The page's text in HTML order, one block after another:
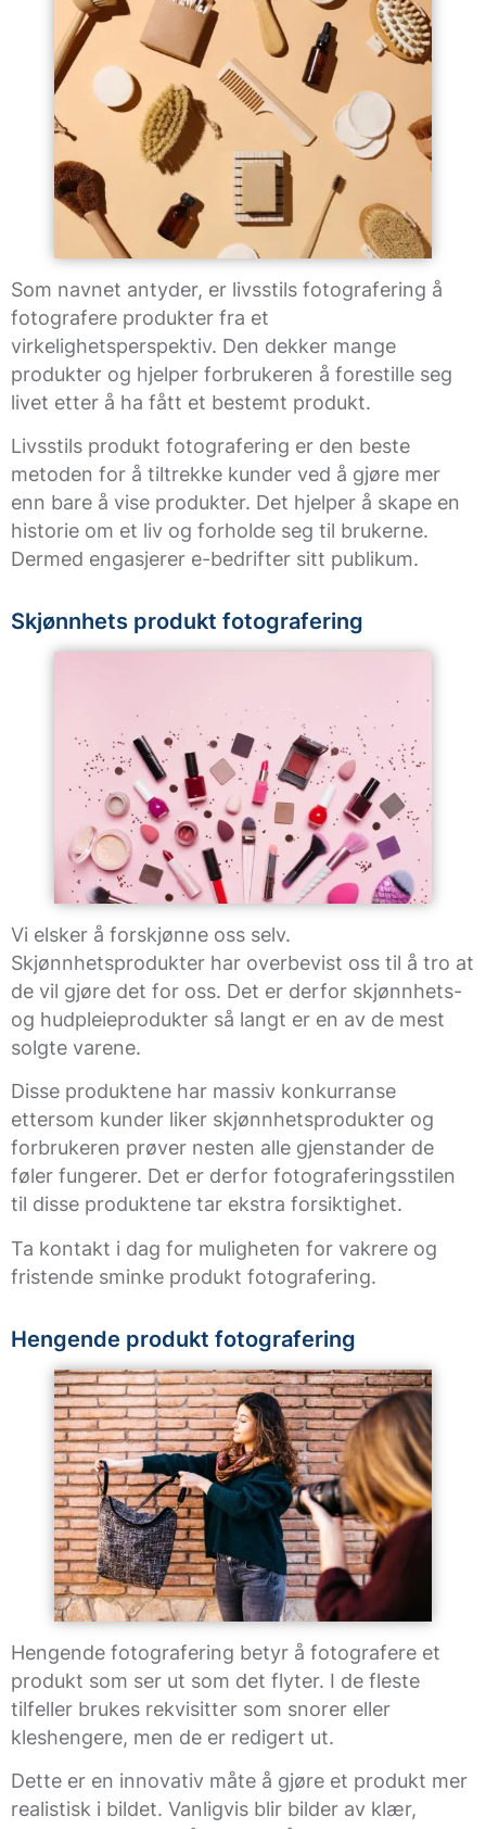
Som navnet antyder, er livsstils fotografering å
fotografere produkter fra et
virkelighetsperspektiv. Den dekker mange
produkter og hjelper forbrukeren å forestille seg
livet etter å ha fått et bestemt produkt.
Livsstils produkt fotografering er den beste
metoden for å tiltrekke kunder ved å gjøre mer
enn bare å vise produkter. Det hjelper å skape en
historie om et liv og forholde seg til brukerne.
Dermed engasjerer e-bedrifter sitt publikum.
Skjønnhets produkt fotografering
Vi elsker å forskjønne oss selv.
Skjønnhetsprodukter har overbevist oss til å tro at
de vil gjøre det for oss. Det er derfor skjønnhets-
og hudpleieprodukter så langt er en av de mest
solgte varene.
Disse produktene har massiv konkurranse
ettersom kunder liker skjønnhetsprodukter og
forbrukeren prøver nesten alle gjenstander de
føler fungerer. Det er derfor fotograferingsstilen
til disse produktene tar ekstra forsiktighet.
Ta kontakt i dag for muligheten for vakrere og
fristende sminke produkt fotografering.
Hengende produkt fotografering
Hengende fotografering betyr å fotografere et
produkt som ser ut som det flyter. I de fleste
tilfeller brukes rekvisitter som snorer eller
kleshengere, men de er redigert ut.
Dette er en innovativ måte å gjøre et produkt mer
realistisk i bildet. Vanligvis blir bilder av klær,